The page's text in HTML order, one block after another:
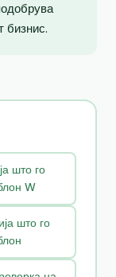
бизнис.
што го
W
што го